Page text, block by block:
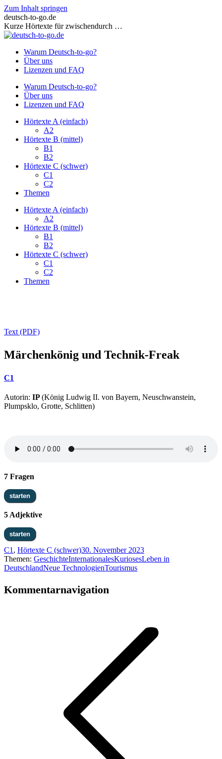
Zum Inhalt springen
deutsch-to-go.de
Kurze Hörtexte für zwischendurch …
Warum Deutsch-to-go?
Über uns
Lizenzen und FAQ
Warum Deutsch-to-go?
Über uns
Lizenzen und FAQ
Hörtexte A (einfach)
A2
Hörtexte B (mittel)
B1
B2
Hörtexte C (schwer)
C1
C2
Themen
Hörtexte A (einfach)
A2
Hörtexte B (mittel)
B1
B2
Hörtexte C (schwer)
C1
C2
Themen
Text (PDF)
Märchenkönig und Technik-Freak
C1
Autorin: IP(König Ludwig II. von Bayern, Neuschwanstein,
Plumpsklo, Grotte, Schlitten)
7 Fragen
5 Adjektive
C1, Hörtexte C (schwer)30. November 2023
Themen: GeschichteInternationalesKuriosesLeben in
DeutschlandNeue TechnologienTourismus
Kommentarnavigation